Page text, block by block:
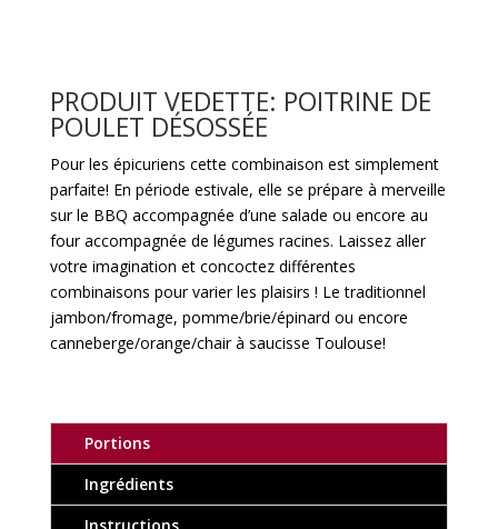
PRODUIT VEDETTE: POITRINE DE
POULET DÉSOSSÉE
Pour les épicuriens cette combinaison est simplement
parfaite! En période estivale, elle se prépare à merveille
sur le BBQ accompagnée d’une salade ou encore au
four accompagnée de légumes racines. Laissez aller
votre imagination et concoctez différentes
combinaisons pour varier les plaisirs ! Le traditionnel
jambon/fromage, pomme/brie/épinard ou encore
canneberge/orange/chair à saucisse Toulouse!
Portions
Ingrédients